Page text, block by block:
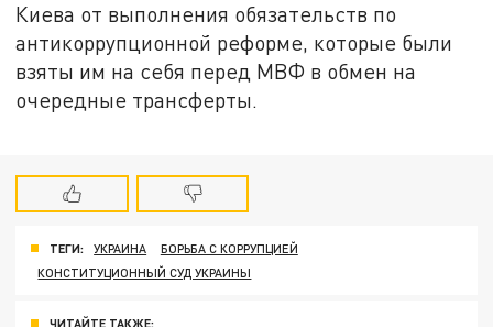
Киева от выполнения обязательств по
антикоррупционной реформе, которые были
взяты им на себя перед МВФ в обмен на
очередные трансферты.
ТЕГИ: УКРАИНА
БОРЬБА С КОРРУПЦИЕЙ
КОНСТИТУЦИОННЫЙ СУД УКРАИНЫ
ЧИТАЙТЕ ТАКЖЕ: